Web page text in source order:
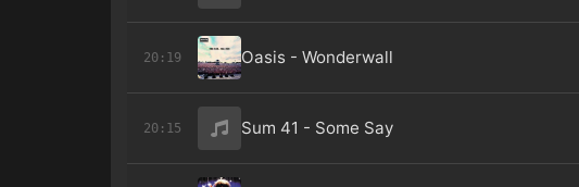
20:19 Oasis - Wonderwall
20:15 Sum 41 - Some Say